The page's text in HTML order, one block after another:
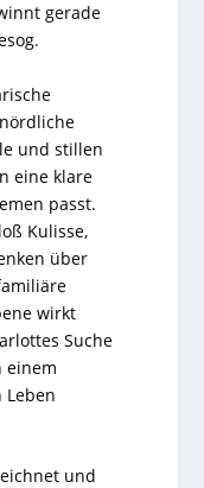
gerade
und stillen
eine klare
passt.
Kulisse,
über
wirkt
Suche
einem
und